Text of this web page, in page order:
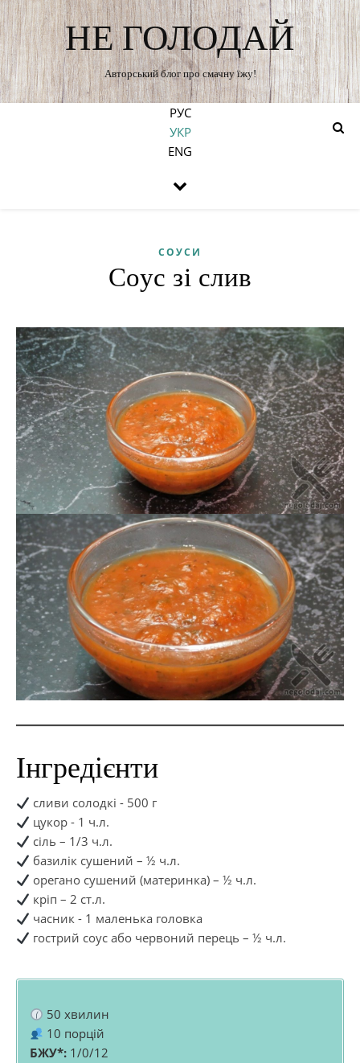
НЕ ГОЛОДАЙ
Авторський блог про смачну їжу!
РУС
УКР
ENG
СОУСИ
Соус зі слив
Інгредієнти
сливи солодкі - 500 г
цукор - 1 ч.л.
сіль – 1/3 ч.л.
базилік сушений – ½ ч.л.
орегано сушений (материнка) – ½ ч.л.
кріп – 2 ст.л.
часник - 1 маленька головка
гострий соус або червоний перець – ½ ч.л.
50 хвилин
10 порцій
БЖУ*: 1/0/12